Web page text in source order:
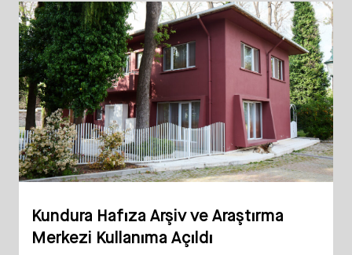
Kundura Hafıza Arşiv ve Araştırma
Merkezi Kullanıma Açıldı